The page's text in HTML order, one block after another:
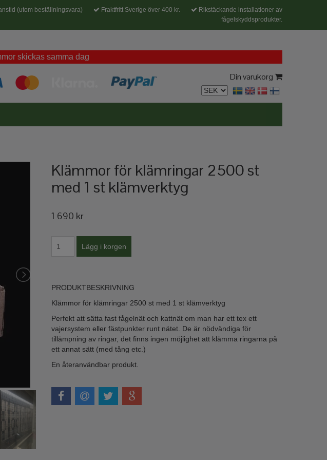
(utom beställningsvara) Fraktfritt Sverige över 400 kr.
Rikstäckande installationer av
fågelskyddsprodukter.
skickas samma dag
Din varukorg
Klämmor för klämringar 2500 st
med 1 st klämverktyg
1 690 kr
PRODUKTBESKRIVNING
Klämmor för klämringar 2500 st med 1 st klämverktyg
Perfekt att sätta fast fågelnät och kattnät om man har ett tex ett
vajersystem eller fästpunkter runt nätet. De är nödvändiga för
tillämpning av ringar, det finns ingen möjlighet att klämma ringarna på
ett annat sätt (med tång etc.)
En återanvändbar produkt.